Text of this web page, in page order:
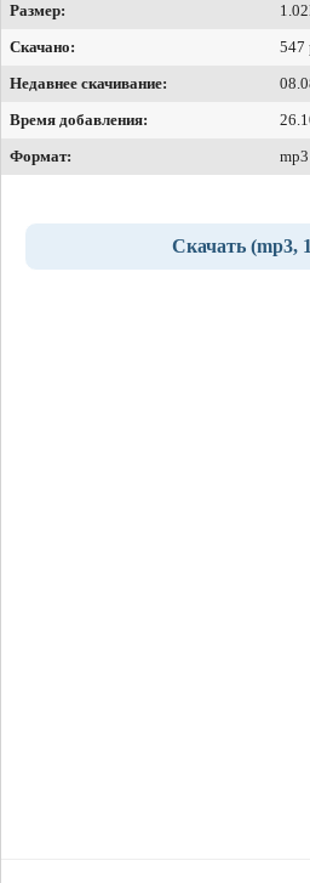
Размер:
Скачано:
547
Недавнее скачивание:
Время добавления:
Формат:
mp3
Скачать (mp3,